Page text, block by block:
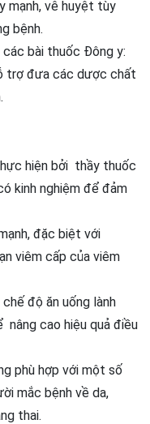
mạnh, vê huyệt tùy
bệnh.
bài thuốc Đông y:
trợ đưa các dược chất
hiện bởi thầy thuốc
kinh nghiệm để đảm
đặc biệt với
viêm cấp của viêm
độ ăn uống lành
nâng cao hiệu quả điều
phù hợp với một số
mắc bệnh về da,
thai.